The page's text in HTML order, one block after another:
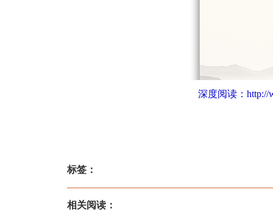
深度阅读： http://
标签：
相关阅读：